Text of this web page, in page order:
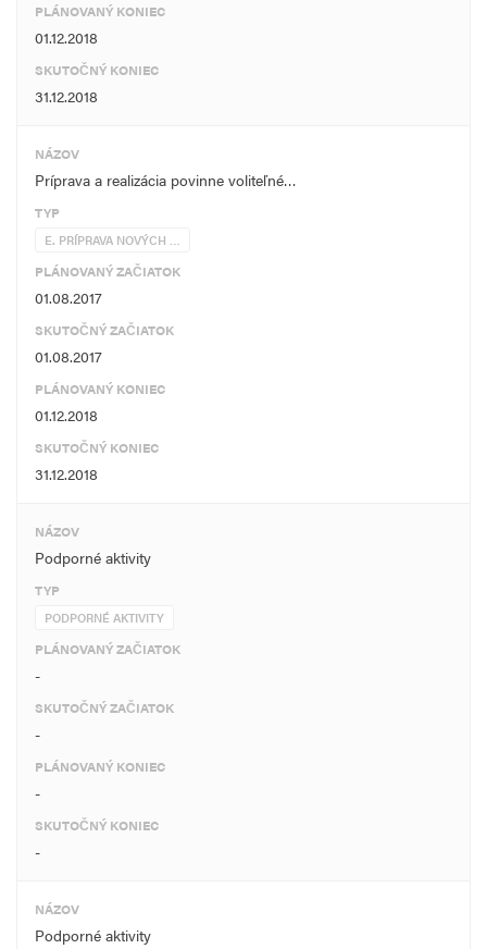
PLÁNOVANÝ KONIEC
01.12.2018
SKUTOČNÝ KONIEC
31.12.2018
NÁZOV
Príprava a realizácia povinne voliteľné…
TYP
E. PRÍPRAVA NOVÝCH …
PLÁNOVANÝ ZAČIATOK
01.08.2017
SKUTOČNÝ ZAČIATOK
01.08.2017
PLÁNOVANÝ KONIEC
01.12.2018
SKUTOČNÝ KONIEC
31.12.2018
NÁZOV
Podporné aktivity
TYP
PODPORNÉ AKTIVITY
PLÁNOVANÝ ZAČIATOK
-
SKUTOČNÝ ZAČIATOK
-
PLÁNOVANÝ KONIEC
-
SKUTOČNÝ KONIEC
-
NÁZOV
Podporné aktivity